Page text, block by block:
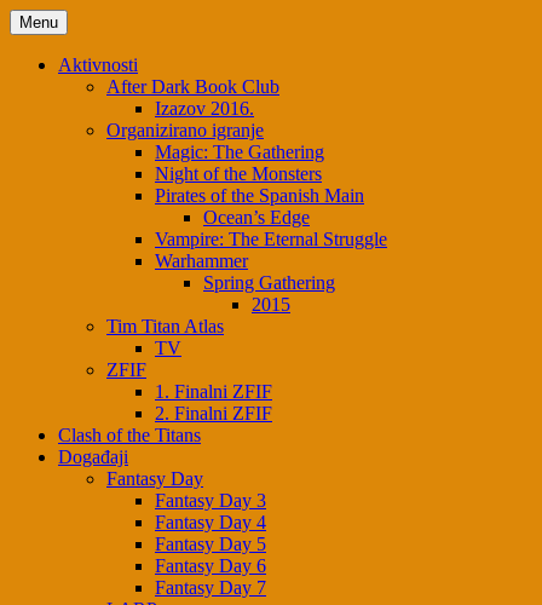
Skip
to
content
Menu
Aktivnosti
After Dark Book Club
Izazov 2016.
Organizirano igranje
Magic: The Gathering
Night of the Monsters
Pirates of the Spanish Main
Ocean’s Edge
Vampire: The Eternal Struggle
Warhammer
Spring Gathering
2015
Tim Titan Atlas
TV
ZFIF
1. Finalni ZFIF
2. Finalni ZFIF
Clash of the Titans
Događaji
Fantasy Day
Fantasy Day 3
Fantasy Day 4
Fantasy Day 5
Fantasy Day 6
Fantasy Day 7